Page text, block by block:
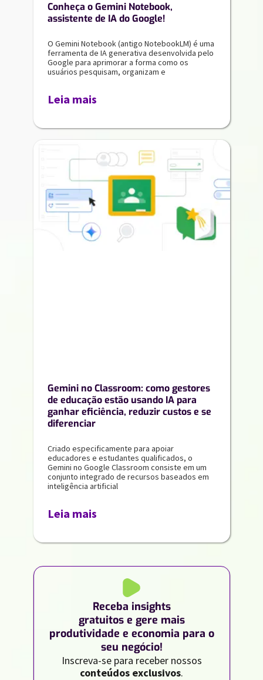
Conheça o Gemini Notebook,
assistente de IA do Google!
O Gemini Notebook (antigo NotebookLM) é uma
ferramenta de IA generativa desenvolvida pelo
Google para aprimorar a forma como os
usuários pesquisam, organizam e
Leia mais
Gemini no Classroom: como gestores
de educação estão usando IA para
ganhar eficiência, reduzir custos e se
diferenciar
Criado especificamente para apoiar
educadores e estudantes qualificados, o
Gemini no Google Classroom consiste em um
conjunto integrado de recursos baseados em
inteligência artificial
Leia mais
Receba insights
gratuitos e gere mais
produtividade e economia para o
seu negócio!
Inscreva-se para receber nossos
conteúdos exclusivos.